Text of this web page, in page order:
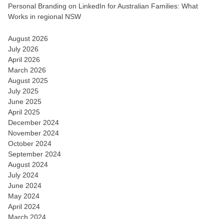
Personal Branding on LinkedIn for Australian Families: What
Works in regional NSW
August 2026
July 2026
April 2026
March 2026
August 2025
July 2025
June 2025
April 2025
December 2024
November 2024
October 2024
September 2024
August 2024
July 2024
June 2024
May 2024
April 2024
March 2024